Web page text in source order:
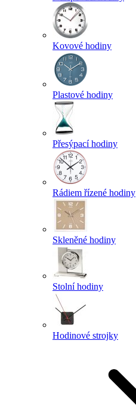
Kovové hodiny
Plastové hodiny
Přesýpací hodiny
Rádiem řízené hodiny
Skleněné hodiny
Stolní hodiny
Hodinové strojky